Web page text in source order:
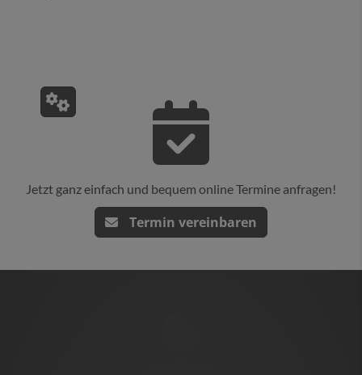
Jetzt ganz einfach und bequem online Termine anfragen!
Termin vereinbaren